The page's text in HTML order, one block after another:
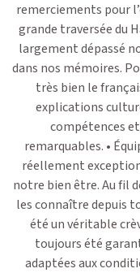
remerciements pour
grande traversée du
largement dépassé
dans nos mémoires.
très bien le
explications
compétences
remarquables. •
réellement
notre bien être. Au fil
les connaître depuis
été un véritable
toujours été
adaptées aux